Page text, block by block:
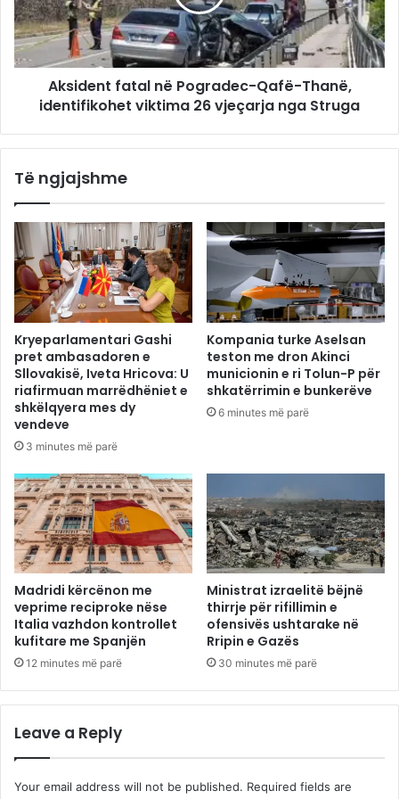
Aksident fatal në Pogradec-Qafë-Thanë,
identifikohet viktima 26 vjeçarja nga Struga
Të ngjajshme
Kryeparlamentari Gashi
pret ambasadoren e
Sllovakisë, Iveta Hricova: U
riafirmuan marrëdhëniet e
shkëlqyera mes dy
vendeve
3 minutes më parë
Kompania turke Aselsan
teston me dron Akinci
municionin e ri Tolun-P për
shkatërrimin e bunkerëve
6 minutes më parë
Madridi kërcënon me
veprime reciproke nëse
Italia vazhdon kontrollet
kufitare me Spanjën
12 minutes më parë
Ministrat izraelitë bëjnë
thirrje për rifillimin e
ofensivës ushtarake në
Rripin e Gazës
30 minutes më parë
Leave a Reply
Your email address will not be published. Required fields are